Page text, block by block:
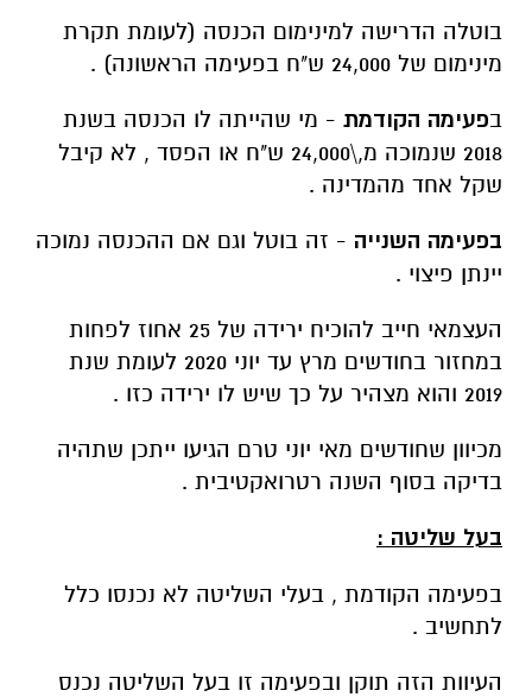
בוטלה הדרישה למינימום הכנסה (לעומת תקרת
מינימום של 24,000 ש"ח בפעימה הראשונה) .
בפעימה הקודמת - מי שהייתה לו הכנסה בשנת
2018 שנמוכה מ,\24,000 ש"ח או הפסד , לא קיבל
שקל אחד מהמדינה .
בפעימה השנייה - זה בוטל וגם אם ההכנסה נמוכה
יינתן פיצוי .
העצמאי חייב להוכיח ירידה של 25 אחוז לפחות
במחזור בחודשים מרץ עד יוני 2020 לעומת שנת
2019 והוא מצהיר על כך שיש לו ירידה כזו .
מכיוון שחודשים מאי יוני טרם הגיעו ייתכן שתהיה
בדיקה בסוף השנה רטרואקטיבית .
בעל שליטה :
בפעימה הקודמת , בעלי השליטה לא נכנסו כלל
לתחשיב .
העיוות הזה תוקן ובפעימה זו בעל השליטה נכנס